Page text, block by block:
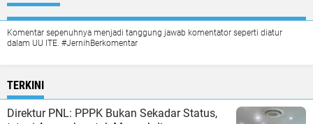
Komentar sepenuhnya menjadi tanggung jawab komentator seperti diatur
dalam UU ITE. #JernihBerkomentar
TERKINI
Direktur PNL: PPPK Bukan Sekadar Status,